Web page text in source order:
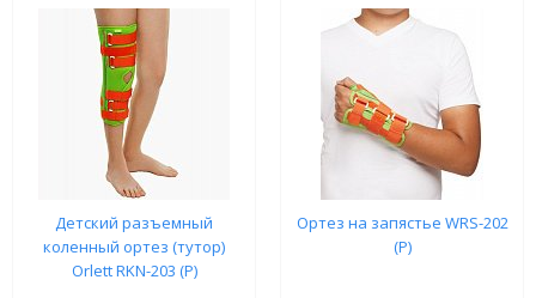
Детский разъемный
коленный ортез (тутор)
Orlett RKN-203 (P)
Ортез на запястье WRS-202
(P)